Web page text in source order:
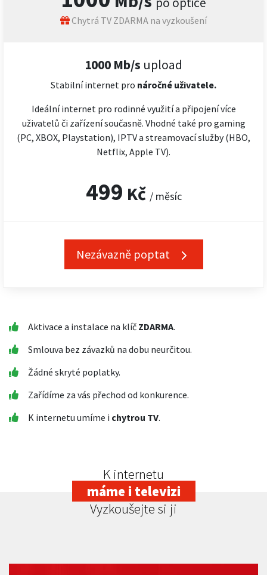
Chytrá TV ZDARMA na vyzkoušení
1000 Mb/s upload
Stabilní internet pro náročné uživatele.
Ideální internet pro rodinné využití a připojení více
uživatelů či zařízení současně. Vhodné také pro gaming
(PC, XBOX, Playstation), IPTV a streamovací služby (HBO,
Netflix, Apple TV).
499 Kč / měsíc
Nezávazně poptat
Aktivace a instalace na klíč ZDARMA.
Smlouva bez závazků na dobu neurčitou.
Žádné skryté poplatky.
Zařídíme za vás přechod od konkurence.
K internetu umíme i chytrou TV.
K internetu
máme i televizi
Vyzkoušejte si ji